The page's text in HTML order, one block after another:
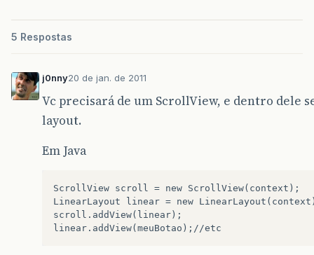
5 Respostas
j0nny20 de jan. de 2011
Vc precisará de um ScrollView, e dentro dele
layout.
Em Java
ScrollView scroll = new ScrollView(context);
LinearLayout linear = new
scroll.addView(linear);